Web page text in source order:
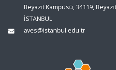
Beyazıt Kampüsü, 34119, Beyazıt
İSTANBUL
aves@istanbul.edu.tr